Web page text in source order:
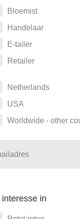
Bloemist
Handelaar
E-tailer
Retailer
Netherlands
USA
Worldwide - other
in